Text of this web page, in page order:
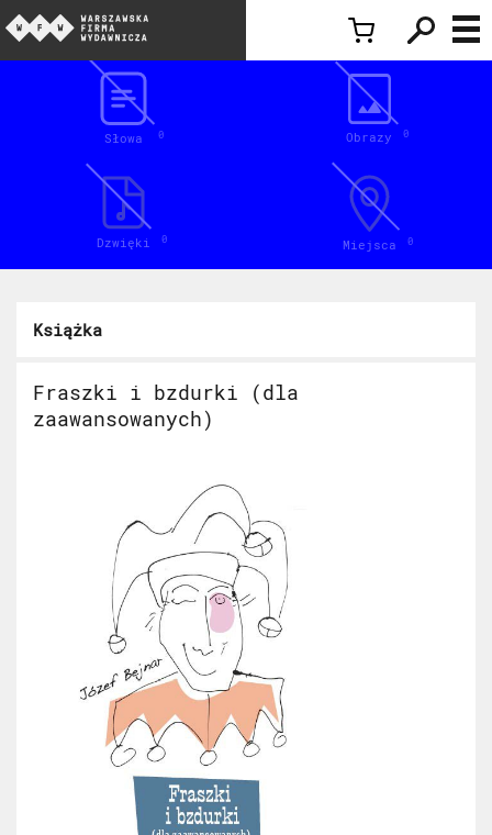
Słowa 0 Obrazy 0
Dzwięki 0 Miejsca 0
Książka
Fraszki i bzdurki (dla
zaawansowanych)